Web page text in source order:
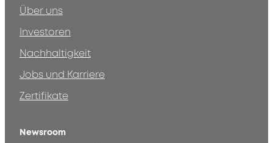
Über uns
Investoren
Nachhaltigkeit
Jobs und Karriere
Zertifikate
Newsroom